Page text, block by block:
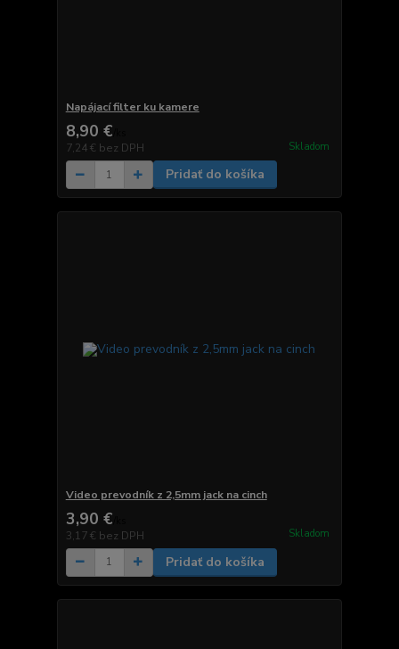
Napájací filter ku kamere
8,90 €
7,24 € bez DPH Skladom
Pridať do košíka
Video prevodník z 2,5mm jack na cinch
3,90 €
3,17 € bez DPH Skladom
Pridať do košíka